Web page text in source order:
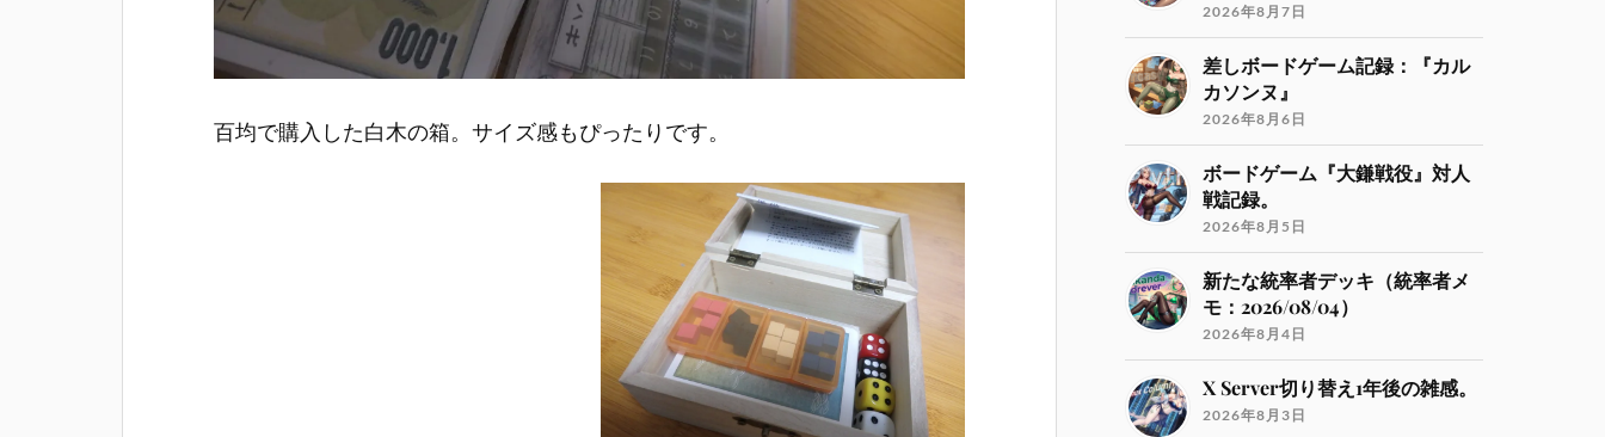
百均で購入した白木の箱。サイズ感もぴったりです。
2026年8月7日
差しボードゲーム記録：『カル
カソンヌ』
2026年8月6日
ボードゲーム『大鎌戦役』対人
戦記録。
2026年8月5日
新たな統率者デッキ（統率者メ
モ：2026/08/04）
2026年8月4日
X Server切り替え1年後の雑感。
2026年8月3日